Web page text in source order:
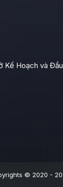
Kế Hoạch và
© 2020 -